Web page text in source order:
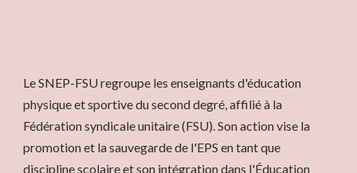
Le SNEP-FSU regroupe les enseignants d'éducation
physique et sportive du second degré, affilié à la
Fédération syndicale unitaire (FSU). Son action vise la
promotion et la sauvegarde de l'EPS en tant que
discipline scolaire et son intégration dans l'Éducation